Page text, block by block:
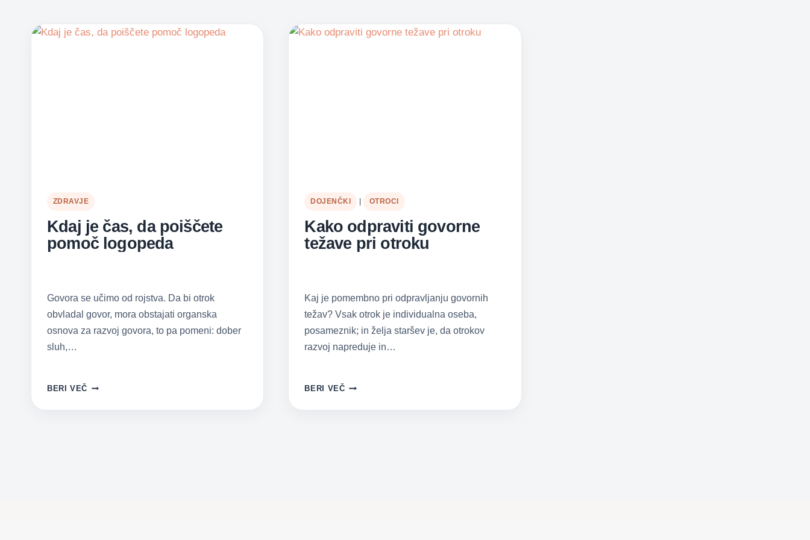
ZDRAVJE
Kdaj je čas, da poiščete
pomoč logopeda
Govora se učimo od rojstva. Da bi otrok
obvladal govor, mora obstajati organska
osnova za razvoj govora, to pa pomeni: dober
sluh,…
BERI VEČ KDAJ
ČAS,
DOJENČKI | OTROCI
Kako odpraviti govorne
težave pri otroku
Kaj je pomembno pri odpravljanju govornih
težav? Vsak otrok je individualna oseba,
posameznik; in želja staršev je, da otrokov
razvoj napreduje in…
BERI VEČKAKO
GOVORNE